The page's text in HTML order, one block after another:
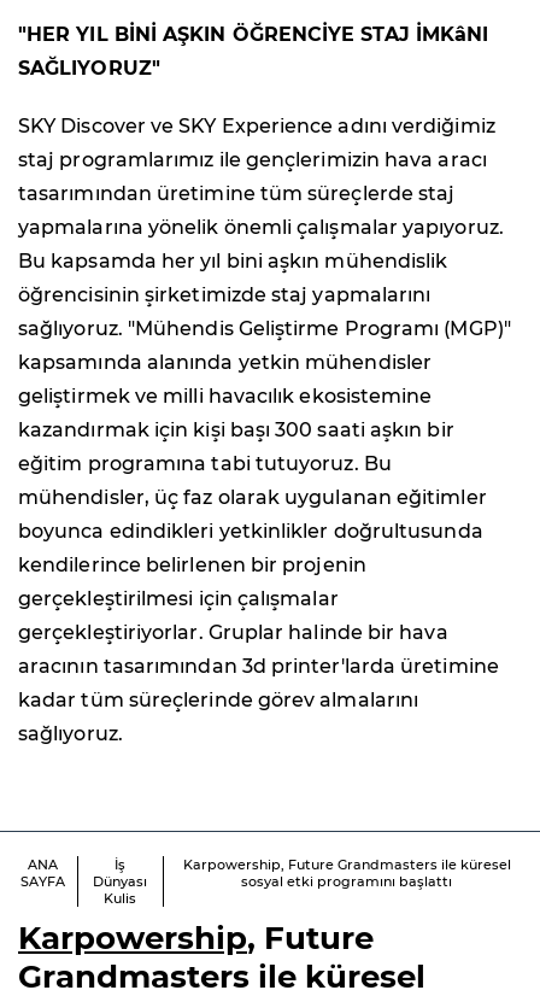
"HER YIL BİNİ AŞKIN ÖĞRENCİYE STAJ İMKâNI
SAĞLIYORUZ"
SKY Discover ve SKY Experience adını verdiğimiz
staj programlarımız ile gençlerimizin hava aracı
tasarımından üretimine tüm süreçlerde staj
yapmalarına yönelik önemli çalışmalar yapıyoruz.
Bu kapsamda her yıl bini aşkın mühendislik
öğrencisinin şirketimizde staj yapmalarını
sağlıyoruz. "Mühendis Geliştirme Programı (MGP)"
kapsamında alanında yetkin mühendisler
geliştirmek ve milli havacılık ekosistemine
kazandırmak için kişi başı 300 saati aşkın bir
eğitim programına tabi tutuyoruz. Bu
mühendisler, üç faz olarak uygulanan eğitimler
boyunca edindikleri yetkinlikler doğrultusunda
kendilerince belirlenen bir projenin
gerçekleştirilmesi için çalışmalar
gerçekleştiriyorlar. Gruplar halinde bir hava
aracının tasarımından 3d printer'larda üretimine
kadar tüm süreçlerinde görev almalarını
sağlıyoruz.
ANA
SAYFA
İş
Dünyası
Kulis
Karpowership, Future Grandmasters ile küresel
sosyal etki programını başlattı
Karpowership, Future
Grandmasters ile küresel